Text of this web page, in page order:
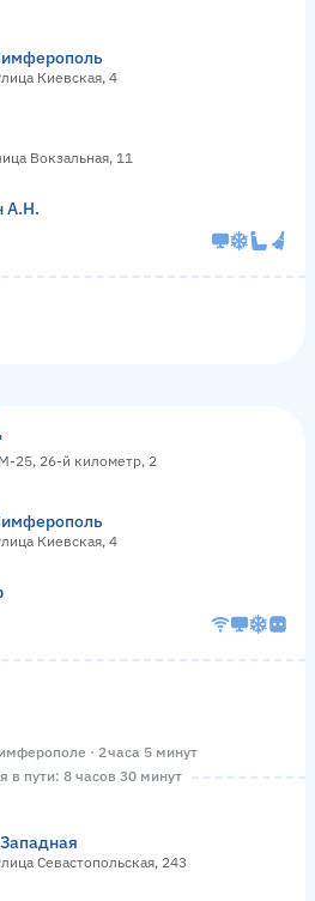
Киевская, 4
Вокзальная, 11
А.Н.
М-25, 26-й километр, 2
Киевская, 4
· 2 часа 5 минут
в пути: 8 часов 30 минут
Севастопольская, 243